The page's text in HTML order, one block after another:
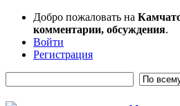
Добро пожаловать на
комментарии, обсуждения.
Войти
Регистрация